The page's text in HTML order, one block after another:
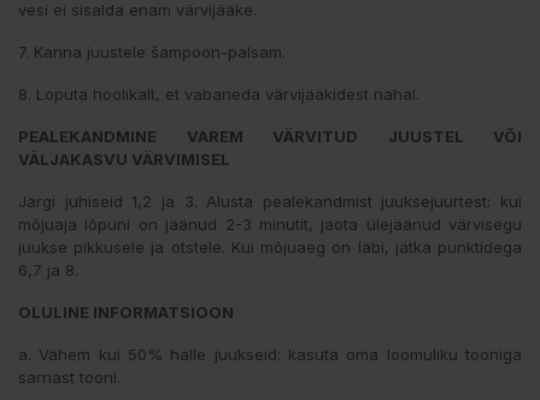
vesi ei sisalda enam värvijääke.
7. Kanna juustele šampoon-palsam.
8. Loputa hoolikalt, et vabaneda värvijääkidest nahal.
PEALEKANDMINE VAREM VÄRVITUD JUUSTEL VÕI
VÄLJAKASVU VÄRVIMISEL
Järgi juhiseid 1,2 ja 3. Alusta pealekandmist juuksejuurtest; kui
mõjuaja lõpuni on jäänud 2-3 minutit, jaota ülejäänud värvisegu
juukse pikkusele ja otstele. Kui mõjuaeg on läbi, jätka punktidega
6,7 ja 8.
OLULINE INFORMATSIOON
a. Vähem kui 50% halle juukseid: kasuta oma loomuliku tooniga
sarnast tooni.